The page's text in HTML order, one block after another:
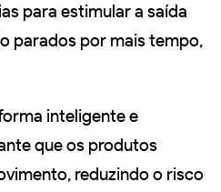
para estimular a saída
parados por mais tempo,
inteligente e
que os produtos
reduzindo o risco